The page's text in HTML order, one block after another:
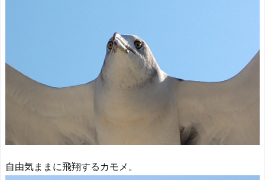
自由気ままに飛翔するカモメ。